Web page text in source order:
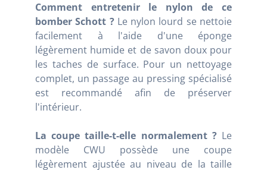
Comment entretenir le nylon de ce
bomber Schott ?Le nylon lourd se nettoie
facilement à l'aide d'une éponge
légèrement humide et de savon doux pour
les taches de surface. Pour un nettoyage
complet, un passage au pressing spécialisé
est recommandé afin de préserver
l'intérieur.
La coupe taille-t-elle normalement ?Le
modèle CWU possède une coupe
légèrement ajustée au niveau de la taille